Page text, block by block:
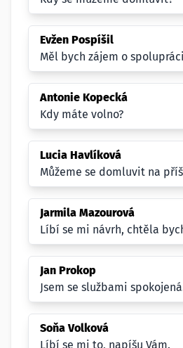
Evžen Pospíšil
Měl bych zájem o spolupráci
Antonie Kopecká
Kdy máte volno?
Lucia Havlíková
Můžeme se domluvit na
Jarmila Mazourová
Líbí se mi návrh, chtěla
Jan Prokop
Jsem se službami
Soňa Volková
Líbí se mi to, napíšu Vám.